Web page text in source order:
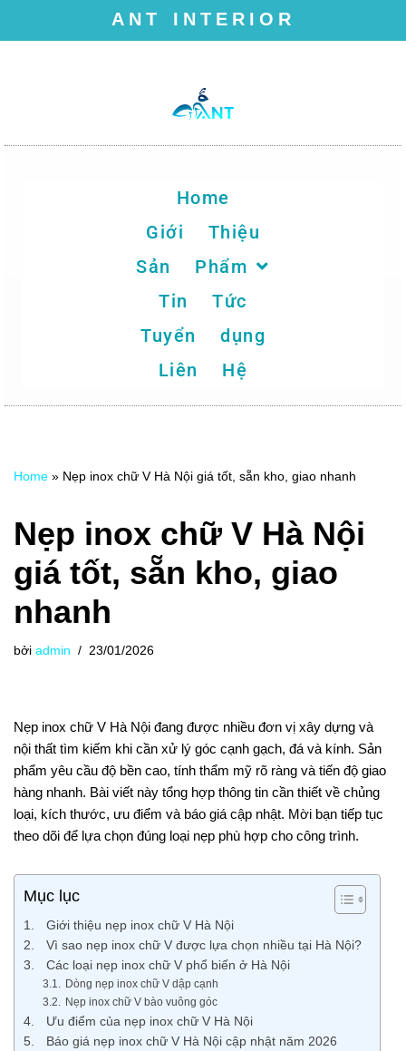
ANT INTERIOR
Home
Giới Thiệu
Sản Phẩm
Tin Tức
Tuyển dụng
Liên Hệ
Home » Nẹp inox chữ V Hà Nội giá tốt, sẵn kho, giao nhanh
Nẹp inox chữ V Hà Nội
giá tốt, sẵn kho, giao
nhanh
bởi admin 23/01/2026
Nẹp inox chữ V Hà Nội đang được nhiều đơn vị xây dựng và
nội thất tìm kiếm khi cần xử lý góc cạnh gạch, đá và kính. Sản
phẩm yêu cầu độ bền cao, tính thẩm mỹ rõ ràng và tiến độ giao
hàng nhanh. Bài viết này tổng hợp thông tin cần thiết về chủng
loại, kích thước, ưu điểm và báo giá cập nhật. Mời bạn tiếp tục
theo dõi để lựa chọn đúng loại nẹp phù hợp cho công trình.
Mục lục
Giới thiệu nẹp inox chữ V Hà Nội
Vì sao nẹp inox chữ V được lựa chọn nhiều tại Hà Nội?
Các loại nẹp inox chữ V phổ biến ở Hà Nội
Dòng nẹp inox chữ V dập cạnh
Nẹp inox chữ V bào vuông góc
Ưu điểm của nẹp inox chữ V Hà Nội
Báo giá nẹp inox chữ V Hà Nội cập nhật năm 2026